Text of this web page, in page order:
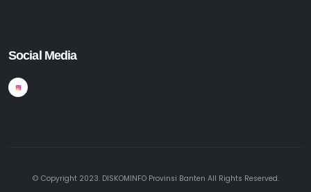
Social Media
© Copyright 2023. DISKOMINFO Provinsi Banten All Rights Reserved.